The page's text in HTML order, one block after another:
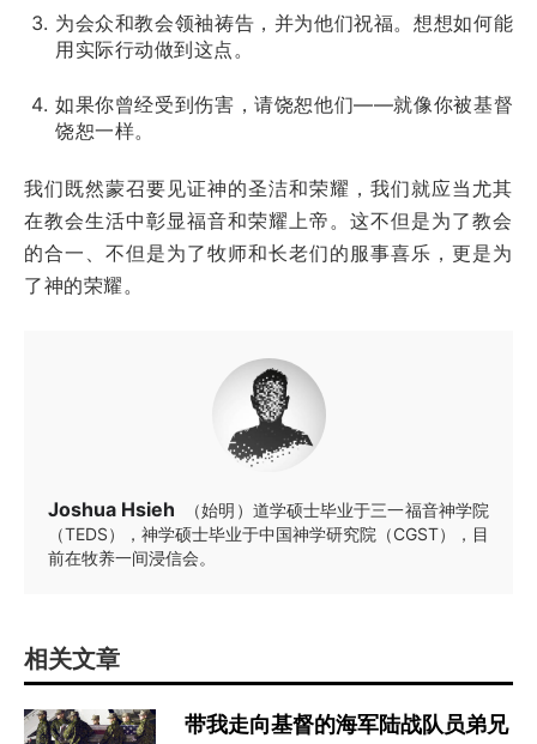
为会众和教会领袖祷告，并为他们祝福。想想如何能
用实际行动做到这点。
如果你曾经受到伤害，请饶恕他们——就像你被基督
饶恕一样。
我们既然蒙召要见证神的圣洁和荣耀，我们就应当尤其
在教会生活中彰显福音和荣耀上帝。这不但是为了教会
的合一、不但是为了牧师和长老们的服事喜乐，更是为
了神的荣耀。
Joshua Hsieh
（始明）道学硕士毕业于三一福音神学院
（TEDS），神学硕士毕业于中国神学研究院（CGST），目
前在牧养一间浸信会。
相关文章
带我走向基督的海军陆战队员弟兄